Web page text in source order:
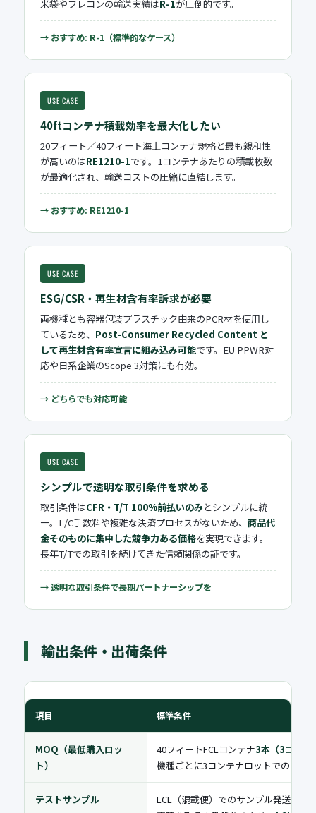
米袋やフレコンの輸送実績はR-1が圧倒的です。
→ おすすめ: R-1（標準的なケース）
USE CASE
40ftコンテナ積載効率を最大化したい
20フィート／40フィート海上コンテナ規格と最も親和性
が高いのはRE1210-1です。1コンテナあたりの積載枚数
が最適化され、輸送コストの圧縮に直結します。
→ おすすめ: RE1210-1
USE CASE
ESG/CSR・再生材含有率訴求が必要
両機種とも容器包装プラスチック由来のPCR材を使用し
ているため、 Post-Consumer Recycled Content と
して再生材含有率宣言に組み込み可能です。EU PPWR対
応や日系企業のScope 3対策にも有効。
→ どちらでも対応可能
USE CASE
シンプルで透明な取引条件を求める
取引条件はCFR・T/T 100%前払いのみ とシンプルに統
一。L/C手数料や複雑な決済プロセスがないため、 商品代
金そのものに集中した競争力ある価格を実現できます。
長年T/Tでの取引を続けてきた信頼関係の証です。
→ 透明な取引条件で長期パートナーシップを
輸出条件・出荷条件
項目 標準条件
MOQ（最低購入ロッ
ト）
40フィートFCLコンテナ3本（3コンテ
機種ごとに3コンテナロットでのご発
テストサンプル
LCL（混載便）でのサンプル発送は